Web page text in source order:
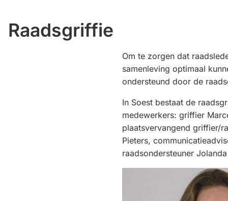
Raadsgriffie
Om te zorgen dat
samenleving optimaal
ondersteund door de
In Soest bestaat de
medewerkers: griffier
plaatsvervangend griffier/
Pieters,
raadsondersteuner